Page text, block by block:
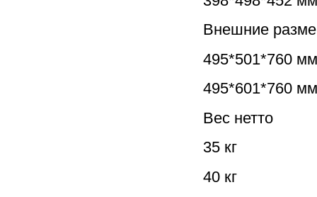
Внешние
495*501*760 мм
495*601*760 мм
Вес нетто
35 кг
40 кг